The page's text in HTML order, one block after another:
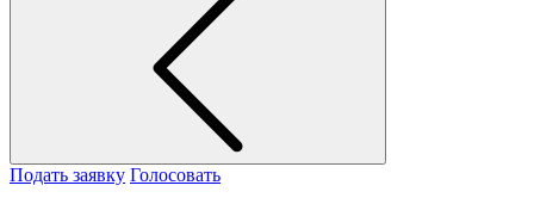
Подать заявку Голосовать